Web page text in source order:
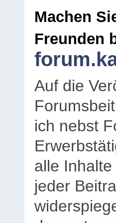
Machen
Freunden
Auf die
ich nebst
alle
jeder